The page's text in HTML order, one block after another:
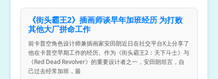
《街头霸王2》插画师谈早年加班经历 为打败
其他大厂拼命工作
前卡普空角色设计师兼插画家安田朗近日在社交平台X上分享了
他在卡普空早期工作的经历。作为《街头霸王2：天下斗士》与
《Red Dead Revolver》的重要设计者之一，安田朗坦言，自
己过去经常加班，最